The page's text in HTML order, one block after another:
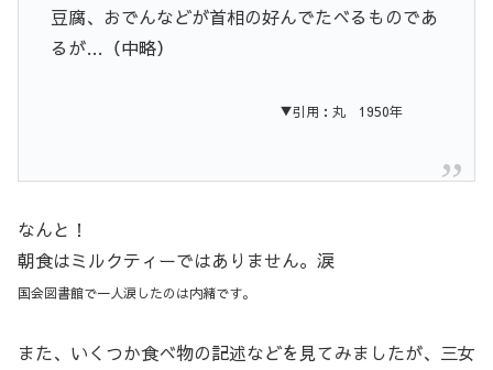
豆腐、おでんなどが首相の好んでたべるものであ
るが…（中略）
▼引用：丸 1950年
なんと！
朝食はミルクティーではありません。涙
国会図書館で一人涙したのは内緒です。
また、いくつか食べ物の記述などを見てみましたが、三女